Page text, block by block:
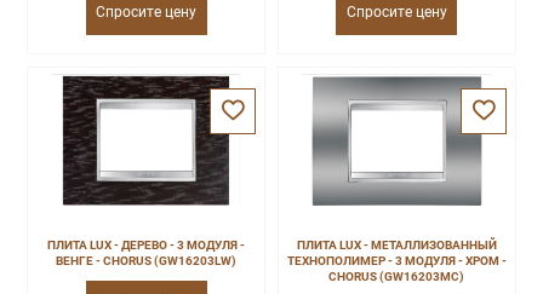
Спросите цену Спросите цену
ПЛИТА LUX - ДЕРЕВО - 3 МОДУЛЯ -
ВЕНГЕ - CHORUS (GW16203LW)
ПЛИТА LUX - МЕТАЛЛИЗОВАННЫЙ
ТЕХНОПОЛИМЕР - 3 МОДУЛЯ - ХРОМ -
CHORUS (GW16203MC)